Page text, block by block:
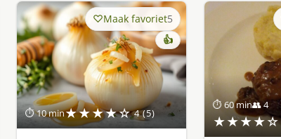
⏱ 10 min★★★★☆ 4 (5)
Maak favoriet5
👍
⏱ 60 min👥 4
★★★★☆